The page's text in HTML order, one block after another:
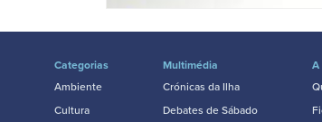
Categorias
Ambiente
Cultura
Multimédia
Crónicas da Ilha
Debates de Sábado
A